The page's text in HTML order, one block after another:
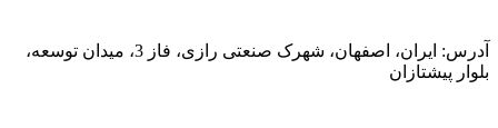
آدرس: ایران، اصفهان، شهرک صنعتی رازی، فاز 3، میدان توسعه،
بلوار پیشتازان